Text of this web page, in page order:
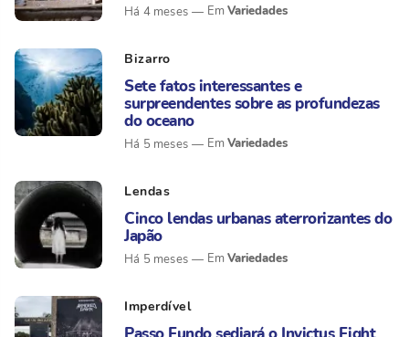
Há 4 meses Variedades
Bizarro
Sete fatos interessantes e
surpreendentes sobre as profundezas
do oceano
Há 5 meses Variedades
Lendas
Cinco lendas urbanas aterrorizantes do
Japão
Há 5 meses Variedades
Imperdível